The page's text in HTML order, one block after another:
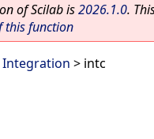
of Scilab is2026.1.0.
this function
Integration > intc